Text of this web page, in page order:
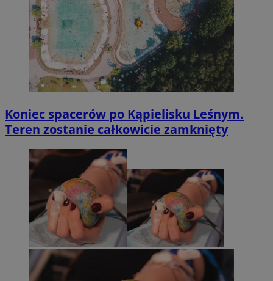
Koniec spacerów po Kąpielisku Leśnym.
Teren zostanie całkowicie zamknięty